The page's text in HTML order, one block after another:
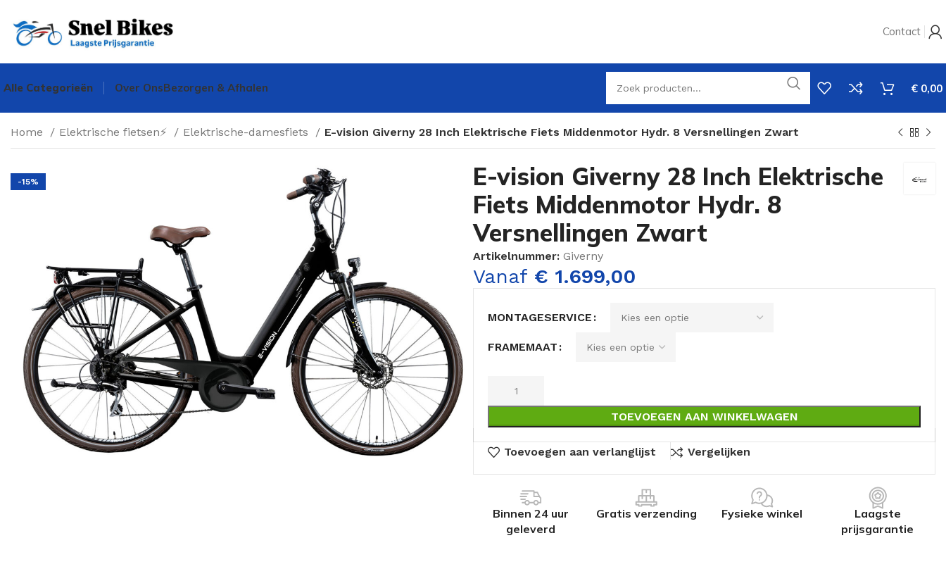
Contact
Alle Categorieën Over OnsBezorgen & Afhalen € 0,00
Home Elektrische fietsen⚡ Elektrische-damesfiets E-vision Giverny 28 Inch Elektrische Fiets Middenmotor Hydr. 8 Versnellingen Zwart
-15%
E-vision Giverny 28 Inch Elektrische
Fiets Middenmotor Hydr. 8
Versnellingen Zwart
Artikelnummer: Giverny
Vanaf € 1.699,00
MONTAGESERVICE
FRAMEMAAT
TOEVOEGEN AAN WINKELWAGEN
Toevoegen aan verlanglijst Vergelijken
Binnen 24 uur
geleverd
Gratis verzending Fysieke winkel
Laagste
prijsgarantie